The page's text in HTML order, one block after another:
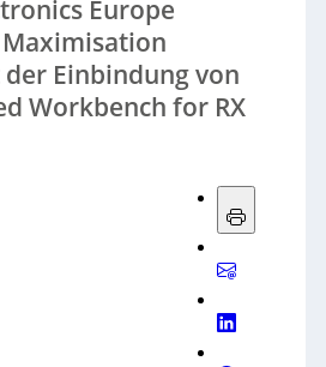
Europe
Einbindung von
Workbench for RX